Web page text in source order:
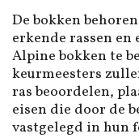
De bokken
erkende rassen
Alpine bokken te
keurmeesters
ras beoordelen,
eisen die door de
vastgelegd in hun